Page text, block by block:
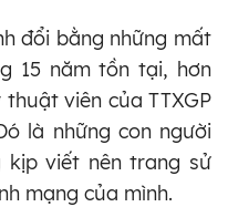
đổi bằng những mất
15 năm tồn tại, hơn
viên của TTXGP
là những con người
viết nên trang sử
mạng của mình.